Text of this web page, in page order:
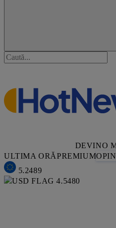
DEVINO
ULTIMA ORĂPREMIUM
5.2489
4.5480